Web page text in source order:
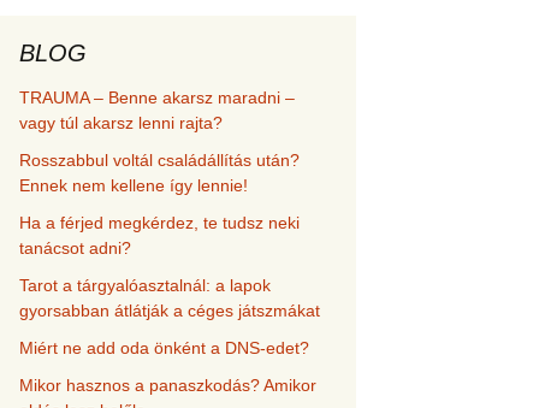
BLOG
TRAUMA – Benne akarsz maradni –
vagy túl akarsz lenni rajta?
Rosszabbul voltál családállítás után?
Ennek nem kellene így lennie!
Ha a férjed megkérdez, te tudsz neki
tanácsot adni?
Tarot a tárgyalóasztalnál: a lapok
gyorsabban átlátják a céges játszmákat
Miért ne add oda önként a DNS-edet?
Mikor hasznos a panaszkodás? Amikor